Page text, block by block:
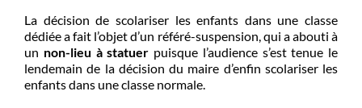
La décision de scolariser les enfants dans une classe
dédiée a fait l’objet d’un référé-suspension, qui a abouti à
un non-lieu à statuer puisque l’audience s’est tenue le
lendemain de la décision du maire d’enfin scolariser les
enfants dans une classe normale.